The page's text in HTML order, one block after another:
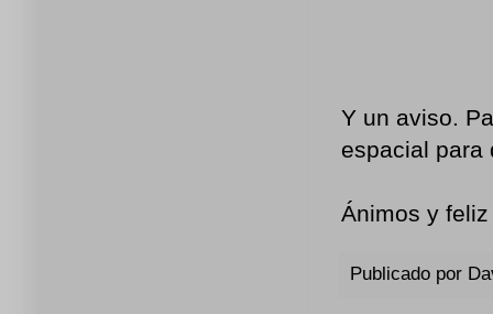
Y un aviso.
espacial
Ánimos y
Publicado por